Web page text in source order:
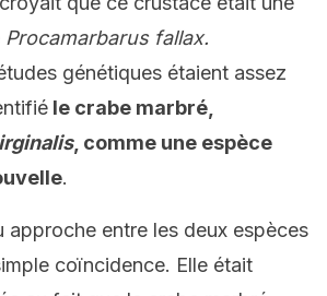
Procamarbarus fallax.
génétiques étaient assez
le crabe marbré,
, comme une espèce
.
approche entre les deux espèces
coïncidence. Elle était